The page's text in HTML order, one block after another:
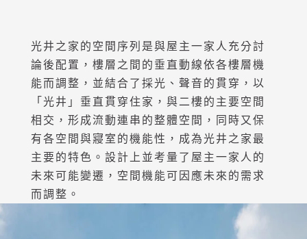
光井之家的空間序列是與屋主一家人充分討
論後配置，樓層之間的垂直動線依各樓層機
能而調整，並結合了採光、聲音的貫穿，以
「光井」垂直貫穿住家，與二樓的主要空間
相交，形成流動連串的整體空間，同時又保
有各空間與寢室的機能性，成為光井之家最
主要的特色。設計上並考量了屋主一家人的
未來可能變遷，空間機能可因應未來的需求
而調整。